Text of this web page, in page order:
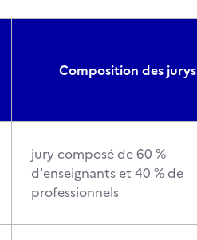
Composition des jurys
jury composé de 60 %
d'enseignants et 40 % de
professionnels